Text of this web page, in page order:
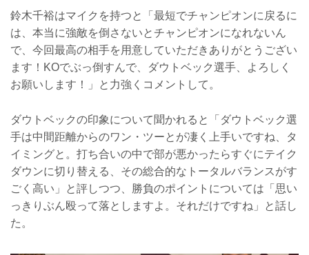
鈴木千裕はマイクを持つと「最短でチャンピオンに戻るに
は、本当に強敵を倒さないとチャンピオンになれないん
で、今回最高の相手を用意していただきありがとうござい
ます！KOでぶっ倒すんで、ダウトベック選手、よろしく
お願いします！」と力強くコメントして。
ダウトベックの印象について聞かれると「ダウトベック選
手は中間距離からのワン・ツーとが凄く上手いですね、タ
イミングと。打ち合いの中で部が悪かったらすぐにテイク
ダウンに切り替える、その総合的なトータルバランスがす
ごく高い」と評しつつ、勝負のポイントについては「思い
っきりぶん殴って落としますよ。それだけですね」と話し
た。